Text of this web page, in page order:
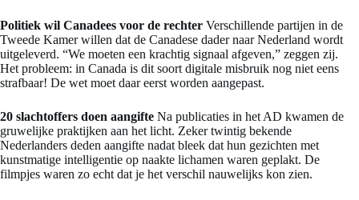
Politiek wil Canadees voor de rechter Verschillende partijen in de
Tweede Kamer willen dat de Canadese dader naar Nederland wordt
uitgeleverd. “We moeten een krachtig signaal afgeven,” zeggen zij.
Het probleem: in Canada is dit soort digitale misbruik nog niet eens
strafbaar! De wet moet daar eerst worden aangepast.
20 slachtoffers doen aangifte Na publicaties in het AD kwamen de
gruwelijke praktijken aan het licht. Zeker twintig bekende
Nederlanders deden aangifte nadat bleek dat hun gezichten met
kunstmatige intelligentie op naakte lichamen waren geplakt. De
filmpjes waren zo echt dat je het verschil nauwelijks kon zien.